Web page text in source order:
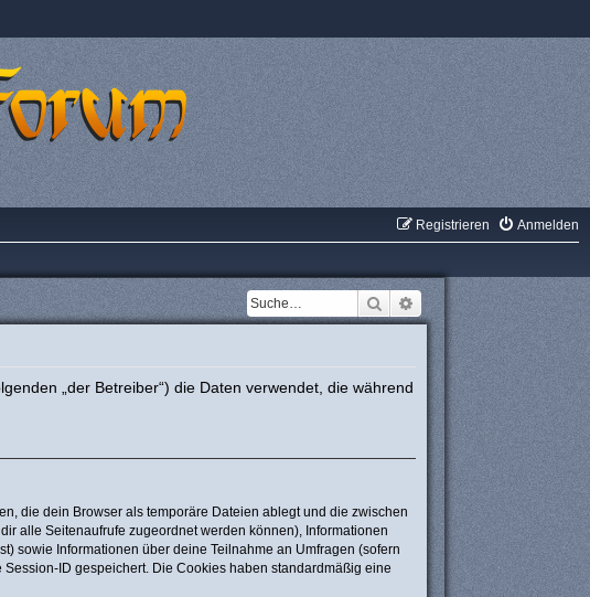
Anmelden
Registrieren
Suche Erweiterte Suche
„der Betreiber“) die Daten verwendet, die während
die dein Browser als temporäre Dateien ablegt und die zwischen
alle Seitenaufrufe zugeordnet werden können), Informationen
sowie Informationen über deine Teilnahme an Umfragen (sofern
ID gespeichert. Die Cookies haben standardmäßig eine